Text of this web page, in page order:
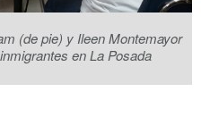
(de pie) y Ileen Montemayor
en La Posada